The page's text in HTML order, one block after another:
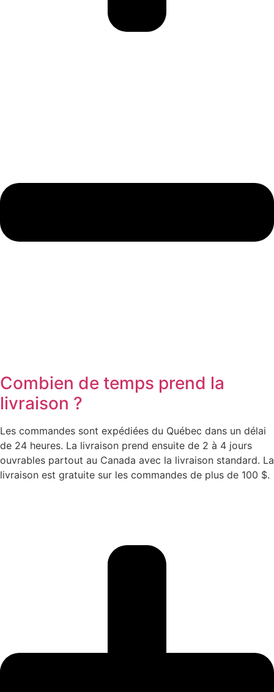
Combien de temps prend la
livraison ?
Les commandes sont expédiées du Québec dans un délai
de 24 heures. La livraison prend ensuite de 2 à 4 jours
ouvrables partout au Canada avec la livraison standard. La
livraison est gratuite sur les commandes de plus de 100 $.